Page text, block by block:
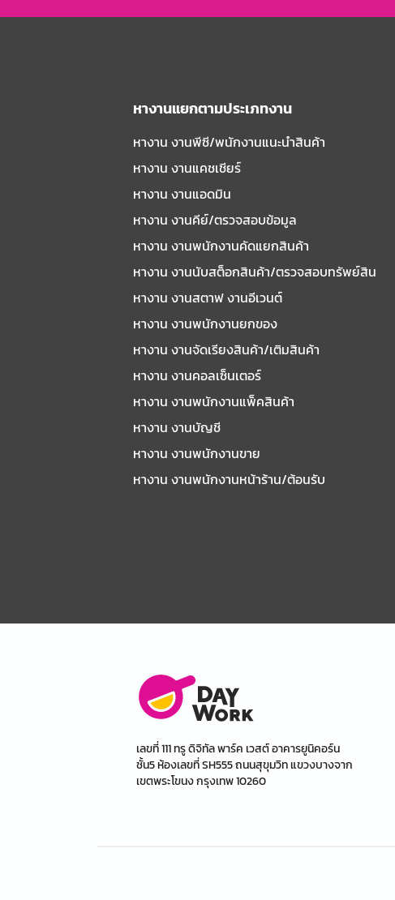
หางานแยกตามประเภทงาน
หางาน งานพีซี/พนักงานแนะนําสินค้า
หางาน งานแคชเชียร์
หางาน งานแอดมิน
หางาน งานคีย์/ตรวจสอบข้อมูล
หางาน งานพนักงานคัดแยกสินค้า
หางาน งานนับสต็อกสินค้า/ตรวจสอบทรัพย์สิน
หางาน งานสตาฟ งานอีเวนต์
หางาน งานพนักงานยกของ
หางาน งานจัดเรียงสินค้า/เติมสินค้า
หางาน งานคอลเซ็นเตอร์
หางาน งานพนักงานแพ็คสินค้า
หางาน งานบัญชี
หางาน งานพนักงานขาย
หางาน งานพนักงานหน้าร้าน/ต้อนรับ
เลขที่ 111 ทรู ดิจิทัล พาร์ค เวสต์ อาคารยูนิคอร์น
ชั้น5 ห้องเลขที่ SH555 ถนนสุขุมวิท แขวงบางจาก
เขตพระโขนง กรุงเทพ 10260